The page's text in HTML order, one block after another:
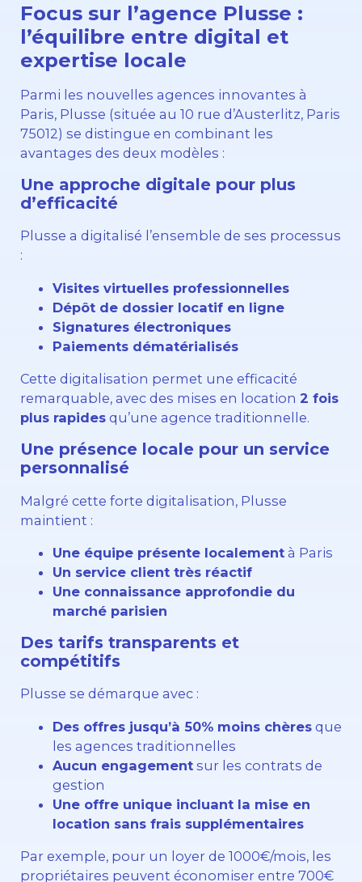
Focus sur l’agence Plusse :
l’équilibre entre digital et
expertise locale
Parmi les nouvelles agences innovantes à
Paris, Plusse (située au 10 rue d’Austerlitz, Paris
75012) se distingue en combinant les
avantages des deux modèles :
Une approche digitale pour plus
d’efficacité
Plusse a digitalisé l’ensemble de ses processus
:
Visites virtuelles professionnelles
Dépôt de dossier locatif en ligne
Signatures électroniques
Paiements dématérialisés
Cette digitalisation permet une efficacité
remarquable, avec des mises en location 2 fois
plus rapidesqu’une agence traditionnelle.
Une présence locale pour un service
personnalisé
Malgré cette forte digitalisation, Plusse
maintient :
Une équipe présente localementà Paris
Un service client très réactif
Une connaissance approfondie du
marché parisien
Des tarifs transparents et
compétitifs
Plusse se démarque avec :
Des offres jusqu’à 50% moins chèresque
les agences traditionnelles
Aucun engagementsur les contrats de
gestion
Une offre unique incluant la mise en
location sans frais supplémentaires
Par exemple, pour un loyer de 1000€/mois, les
propriétaires peuvent économiser entre 700€